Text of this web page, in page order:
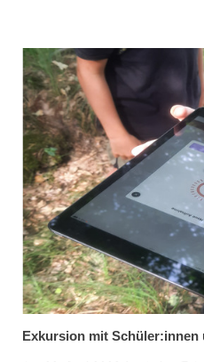
Exkursion mit